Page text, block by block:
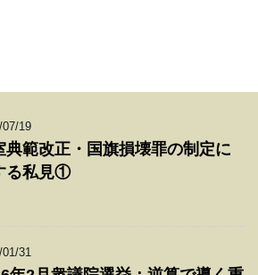
07/19
典範改正・国旗損壊罪の制定に
る私見①
01/31